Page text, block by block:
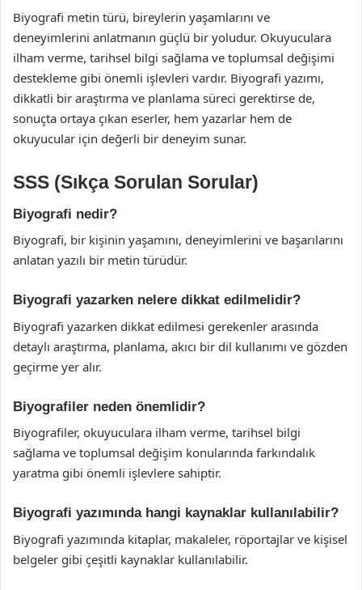
Biyografi metin türü, bireylerin yaşamlarını ve
deneyimlerini anlatmanın güçlü bir yoludur. Okuyuculara
ilham verme, tarihsel bilgi sağlama ve toplumsal değişimi
destekleme gibi önemli işlevleri vardır. Biyografi yazımı,
dikkatli bir araştırma ve planlama süreci gerektirse de,
sonuçta ortaya çıkan eserler, hem yazarlar hem de
okuyucular için değerli bir deneyim sunar.
SSS (Sıkça Sorulan Sorular)
Biyografi nedir?
Biyografi, bir kişinin yaşamını, deneyimlerini ve başarılarını
anlatan yazılı bir metin türüdür.
Biyografi yazarken nelere dikkat edilmelidir?
Biyografi yazarken dikkat edilmesi gerekenler arasında
detaylı araştırma, planlama, akıcı bir dil kullanımı ve gözden
geçirme yer alır.
Biyografiler neden önemlidir?
Biyografiler, okuyuculara ilham verme, tarihsel bilgi
sağlama ve toplumsal değişim konularında farkındalık
yaratma gibi önemli işlevlere sahiptir.
Biyografi yazımında hangi kaynaklar kullanılabilir?
Biyografi yazımında kitaplar, makaleler, röportajlar ve kişisel
belgeler gibi çeşitli kaynaklar kullanılabilir.